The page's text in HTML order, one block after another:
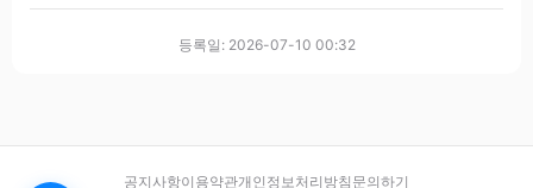
등록일: 2026-07-10 00:32
공지사항이용약관개인정보처리방침 문의하기